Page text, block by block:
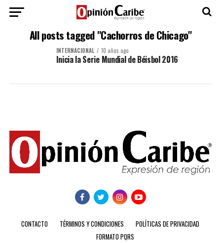
All posts tagged "Cachorros de Chicago"
INTERNACIONAL 10 años ago
Inicia la Serie Mundial de Béisbol 2016
CONTACTO TÉRMINOS Y CONDICIONES
POLÍTICAS DE PRIVACIDAD
FORMATO PQRS